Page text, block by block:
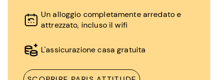
Un alloggio completamente arredato e
attrezzato, incluso il wifi
L'assicurazione casa gratuita